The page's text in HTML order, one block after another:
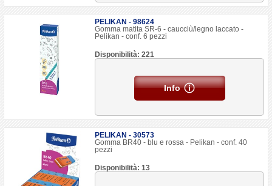
PELIKAN - 98624
Gomma matita SR-6 - caucciù/legno laccato -
Pelikan - conf. 6 pezzi
Disponibilità: 221
Info
PELIKAN - 30573
Gomma BR40 - blu e rossa - Pelikan - conf. 40
pezzi
Disponibilità: 13